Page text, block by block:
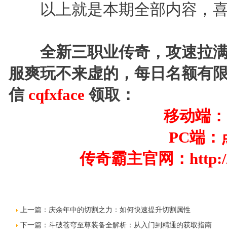
以上就是本期全部内容，喜
全新三职业传奇，攻速拉
服爽玩不来虚的，每日名额有
信 cqfxface 领取：
移动端
PC端：
传奇霸主官网：
上一篇： 庆余年中的切割之力：如何快速提升切割属性
下一篇： 斗破苍穹至尊装备全解析：从入门到精通的获取指南